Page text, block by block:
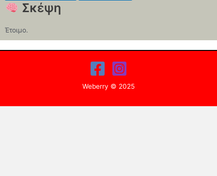
Σκέψη
Έτοιμο.
Weberry © 2025